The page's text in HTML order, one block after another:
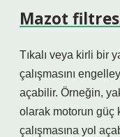
Mazot
Tıkalı veya kirli bir
çalışmasını
açabilir. Örneğin,
olarak motorun güç
çalışmasına yol